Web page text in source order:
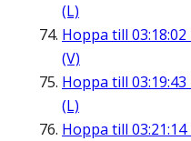
(L)
Hoppa till 03:18:02
(V)
Hoppa till 03:19:43
(L)
Hoppa till 03:21:14